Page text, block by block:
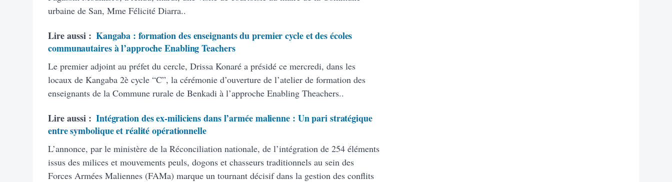
urbaine de San, Mme Félicité Diarra..
Lire aussi : Kangaba : formation des enseignants du premier cycle et des écoles
communautaires à l’approche Enabling Teachers
Le premier adjoint au préfet du cercle, Drissa Konaré a présidé ce mercredi, dans les
locaux de Kangaba 2è cycle “C”, la cérémonie d’ouverture de l’atelier de formation des
enseignants de la Commune rurale de Benkadi à l’approche Enabling Theachers..
Lire aussi : Intégration des ex-miliciens dans l’armée malienne : Un pari stratégique
entre symbolique et réalité opérationnelle
L’annonce, par le ministère de la Réconciliation nationale, de l’intégration de 254 éléments
issus des milices et mouvements peuls, dogons et chasseurs traditionnels au sein des
Forces Armées Maliennes (FAMa) marque un tournant décisif dans la gestion des conflits